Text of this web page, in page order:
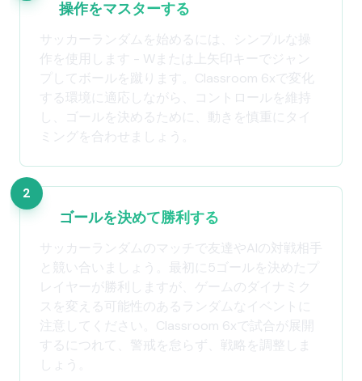
操作をマスターする
サッカーランダムを始めるには、シンプルな操
作を使用します - Wまたは上矢印キーでジャン
プしてボールを蹴ります。Classroom 6xで変化
する環境に適応しながら、コントロールを維持
し、ゴールを決めるために、動きを慎重にタイ
ミングを合わせましょう。
2
ゴールを決めて勝利する
サッカーランダムのマッチで友達やAIの対戦相手
と競い合いましょう。最初に5ゴールを決めたプ
レイヤーが勝利しますが、ゲームのダイナミク
スを変える可能性のあるランダムなイベントに
注意してください。Classroom 6xで試合が展開
するにつれて、警戒を怠らず、戦略を調整しま
しょう。